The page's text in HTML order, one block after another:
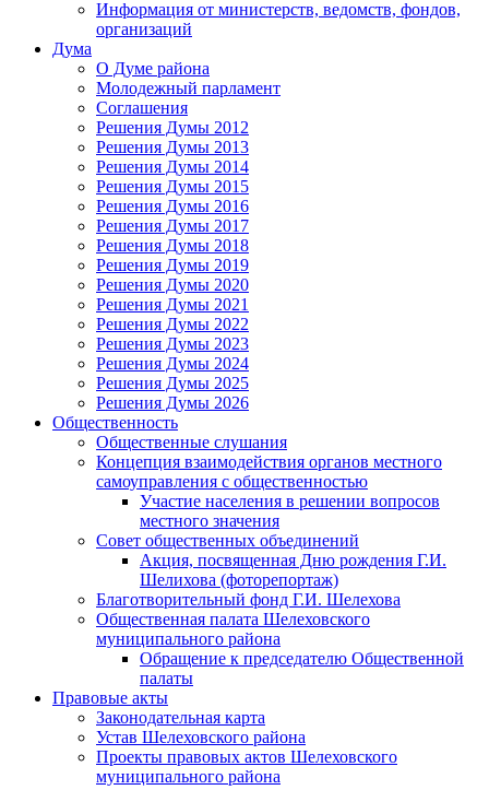
Информация от министерств, ведомств, фондов,
организаций
Дума
О Думе района
Молодежный парламент
Соглашения
Решения Думы 2012
Решения Думы 2013
Решения Думы 2014
Решения Думы 2015
Решения Думы 2016
Решения Думы 2017
Решения Думы 2018
Решения Думы 2019
Решения Думы 2020
Решения Думы 2021
Решения Думы 2022
Решения Думы 2023
Решения Думы 2024
Решения Думы 2025
Решения Думы 2026
Общественность
Общественные слушания
Концепция взаимодействия органов местного
самоуправления с общественностью
Участие населения в решении вопросов
местного значения
Совет общественных объединений
Акция, посвященная Дню рождения Г.И.
Шелихова (фоторепортаж)
Благотворительный фонд Г.И. Шелехова
Общественная палата Шелеховского
муниципального района
Обращение к председателю Общественной
палаты
Правовые акты
Законодательная карта
Устав Шелеховского района
Проекты правовых актов Шелеховского
муниципального района